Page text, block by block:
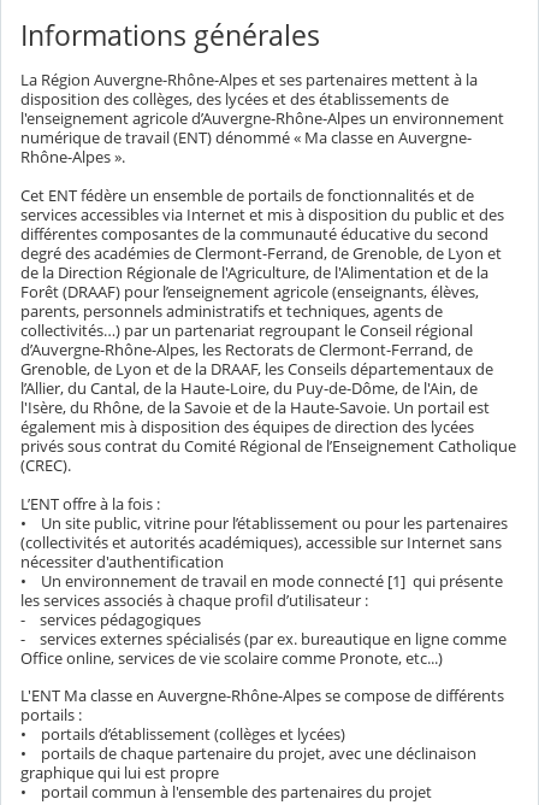
Informations générales
La Région Auvergne-Rhône-Alpes et ses partenaires mettent à la
disposition des collèges, des lycées et des établissements de
l'enseignement agricole d’Auvergne-Rhône-Alpes un environnement
numérique de travail (ENT) dénommé « Ma classe en Auvergne-
Rhône-Alpes ».
Cet ENT fédère un ensemble de portails de fonctionnalités et de
services accessibles via Internet et mis à disposition du public et des
différentes composantes de la communauté éducative du second
degré des académies de Clermont-Ferrand, de Grenoble, de Lyon et
de la Direction Régionale de l'Agriculture, de l'Alimentation et de la
Forêt (DRAAF) pour l’enseignement agricole (enseignants, élèves,
parents, personnels administratifs et techniques, agents de
collectivités…) par un partenariat regroupant le Conseil régional
d’Auvergne-Rhône-Alpes, les Rectorats de Clermont-Ferrand, de
Grenoble, de Lyon et de la DRAAF, les Conseils départementaux de
l’Allier, du Cantal, de la Haute-Loire, du Puy-de-Dôme, de l'Ain, de
l'Isère, du Rhône, de la Savoie et de la Haute-Savoie. Un portail est
également mis à disposition des équipes de direction des lycées
privés sous contrat du Comité Régional de l’Enseignement Catholique
(CREC).
L’ENT offre à la fois :
• Un site public, vitrine pour l’établissement ou pour les partenaires
(collectivités et autorités académiques), accessible sur Internet sans
nécessiter d'authentification
• Un environnement de travail en mode connecté [1] qui présente
les services associés à chaque profil d’utilisateur :
- services pédagogiques
- services externes spécialisés (par ex. bureautique en ligne comme
Office online, services de vie scolaire comme Pronote, etc...)
L'ENT Ma classe en Auvergne-Rhône-Alpes se compose de différents
portails :
• portails d’établissement (collèges et lycées)
• portails de chaque partenaire du projet, avec une déclinaison
graphique qui lui est propre
• portail commun à l'ensemble des partenaires du projet